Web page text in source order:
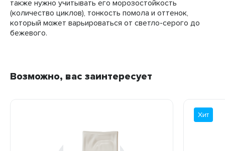
также нужно учитывать его морозостойкость
(количество циклов), тонкость помола и оттенок,
который может варьироваться от светло-серого до
бежевого.
Возможно, вас заинтересует
Хит